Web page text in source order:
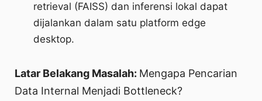
retrieval (FAISS) dan inferensi lokal dapat
dijalankan dalam satu platform edge
desktop.
Latar Belakang Masalah: Mengapa Pencarian
Data Internal Menjadi Bottleneck?